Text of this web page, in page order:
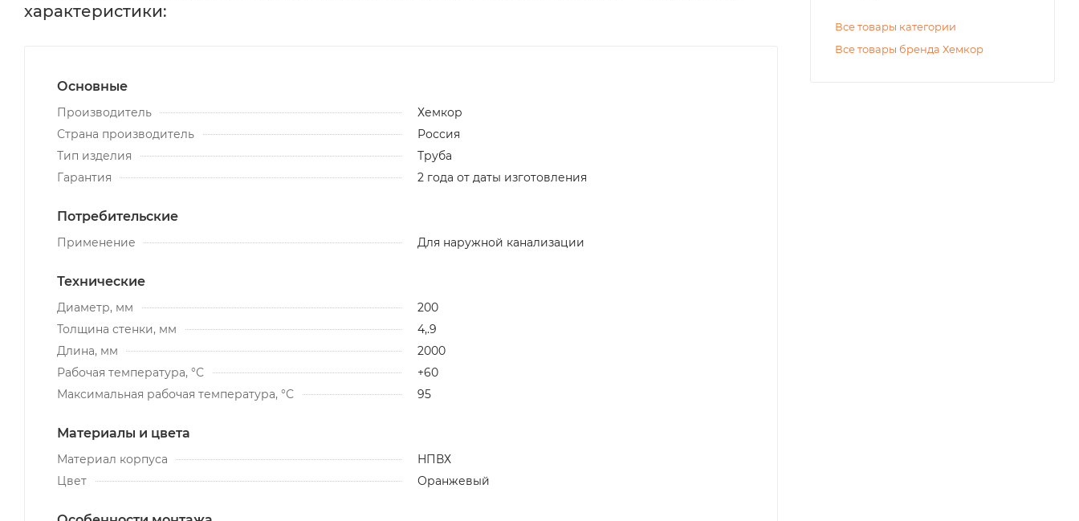
характеристики:
Основные
Производитель
Хемкор
Страна производитель
Россия
Тип изделия
Труба
Гарантия
2 года от даты изготовления
Потребительские
Применение Для наружной канализации
Технические
Диаметр, мм
200
Толщина стенки, мм
4,.9
Длина, мм
2000
Рабочая температура, °С
+60
Максимальная рабочая температура, °С
95
Материалы и цвета
Материал корпуса
НПВХ
Цвет
Оранжевый
Все товары категории
Все товары бренда Хемкор